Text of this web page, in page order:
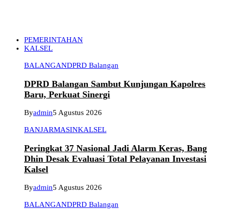
PEMERINTAHAN
KALSEL
BALANGANDPRD Balangan
DPRD Balangan Sambut Kunjungan Kapolres
Baru, Perkuat Sinergi
Byadmin5 Agustus 2026
BANJARMASINKALSEL
Peringkat 37 Nasional Jadi Alarm Keras, Bang
Dhin Desak Evaluasi Total Pelayanan Investasi
Kalsel
Byadmin5 Agustus 2026
BALANGANDPRD Balangan